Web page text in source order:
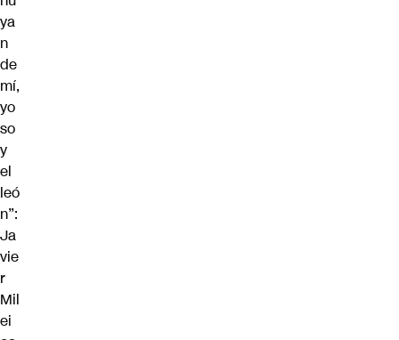
ya
n
de
mí,
yo
so
y
el
leó
n”:
Ja
vie
r
Mil
ei